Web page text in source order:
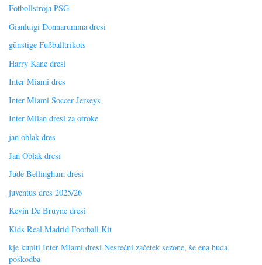
Fotbollströja PSG
Gianluigi Donnarumma dresi
günstige Fußballtrikots
Harry Kane dresi
Inter Miami dres
Inter Miami Soccer Jerseys
Inter Milan dresi za otroke
jan oblak dres
Jan Oblak dresi
Jude Bellingham dresi
juventus dres 2025/26
Kevin De Bruyne dresi
Kids Real Madrid Football Kit
kje kupiti Inter Miami dresi Nesrečni začetek sezone, še ena huda
poškodba